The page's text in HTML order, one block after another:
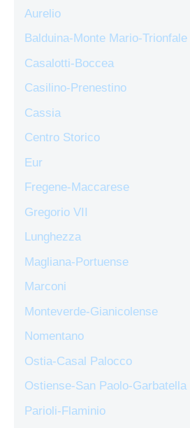
Aurelio
Balduina-Monte Mario-Trionfale
Casalotti-Boccea
Casilino-Prenestino
Cassia
Centro Storico
Eur
Fregene-Maccarese
Gregorio VII
Lunghezza
Magliana-Portuense
Marconi
Monteverde-Gianicolense
Nomentano
Ostia-Casal Palocco
Ostiense-San Paolo-Garbatella
Parioli-Flaminio